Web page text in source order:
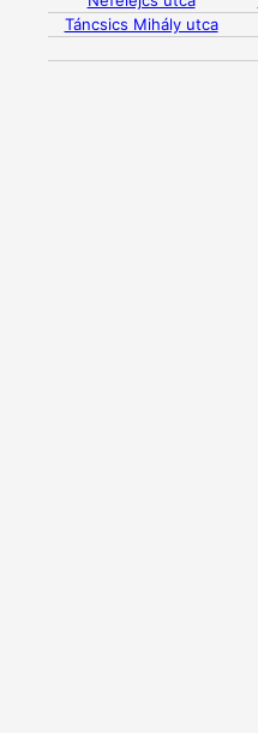
Táncsics Mihály utca